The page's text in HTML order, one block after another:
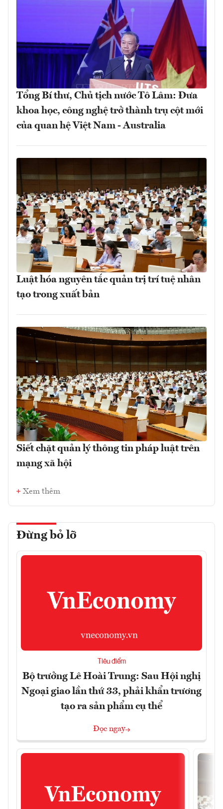
Tổng Bí thư, Chủ tịch nước Tô Lâm: Đưa
khoa học, công nghệ trở thành trụ cột mới
của quan hệ Việt Nam - Australia
Luật hóa nguyên tắc quản trị trí tuệ nhân
tạo trong xuất bản
Siết chặt quản lý thông tin pháp luật trên
mạng xã hội
Xem thêm
Đừng bỏ lỡ
Tiêu điểm
Bộ trưởng Lê Hoài Trung: Sau Hội nghị
Ngoại giao lần thứ 33, phải khẩn trương
tạo ra sản phẩm cụ thể
Đọc ngay